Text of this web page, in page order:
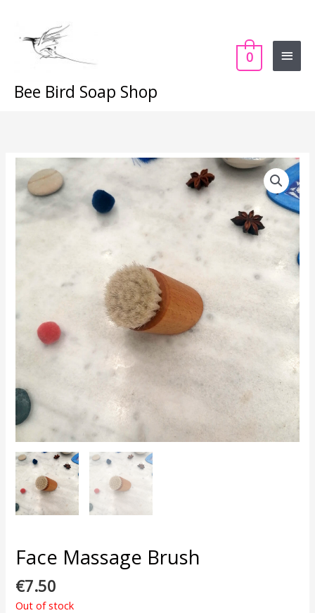
content
Bee Bird Soap Shop
Menu
0
Face Massage Brush
€7.50
Out of stock